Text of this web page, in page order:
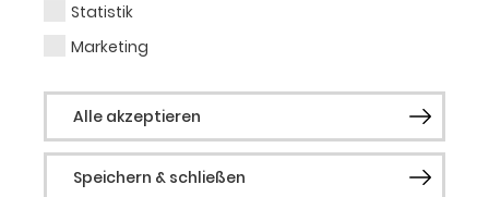
Statistik
Marketing
Alle akzeptieren
Speichern & schließen
Tänzerin
1997 in Belgrad (Serbien) geboren. Ihre
Tanzausbildung erhielt sie an der
staatlichen Ballettschule „Lujo Davico“ in
Belgrad sowie an der Académie de danse